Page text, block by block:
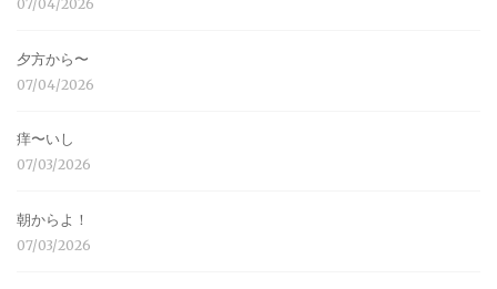
07/04/2026
夕方から〜
07/04/2026
痒〜いし
07/03/2026
朝からよ！
07/03/2026